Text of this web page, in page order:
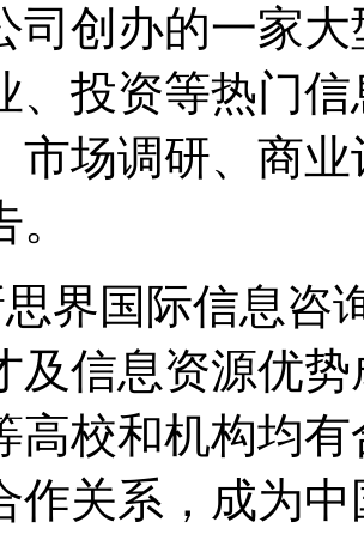
司创办的一家
、投资等热门
市场调研、商
界国际信息咨
及信息资源优
高校和机构均
作关系，成为